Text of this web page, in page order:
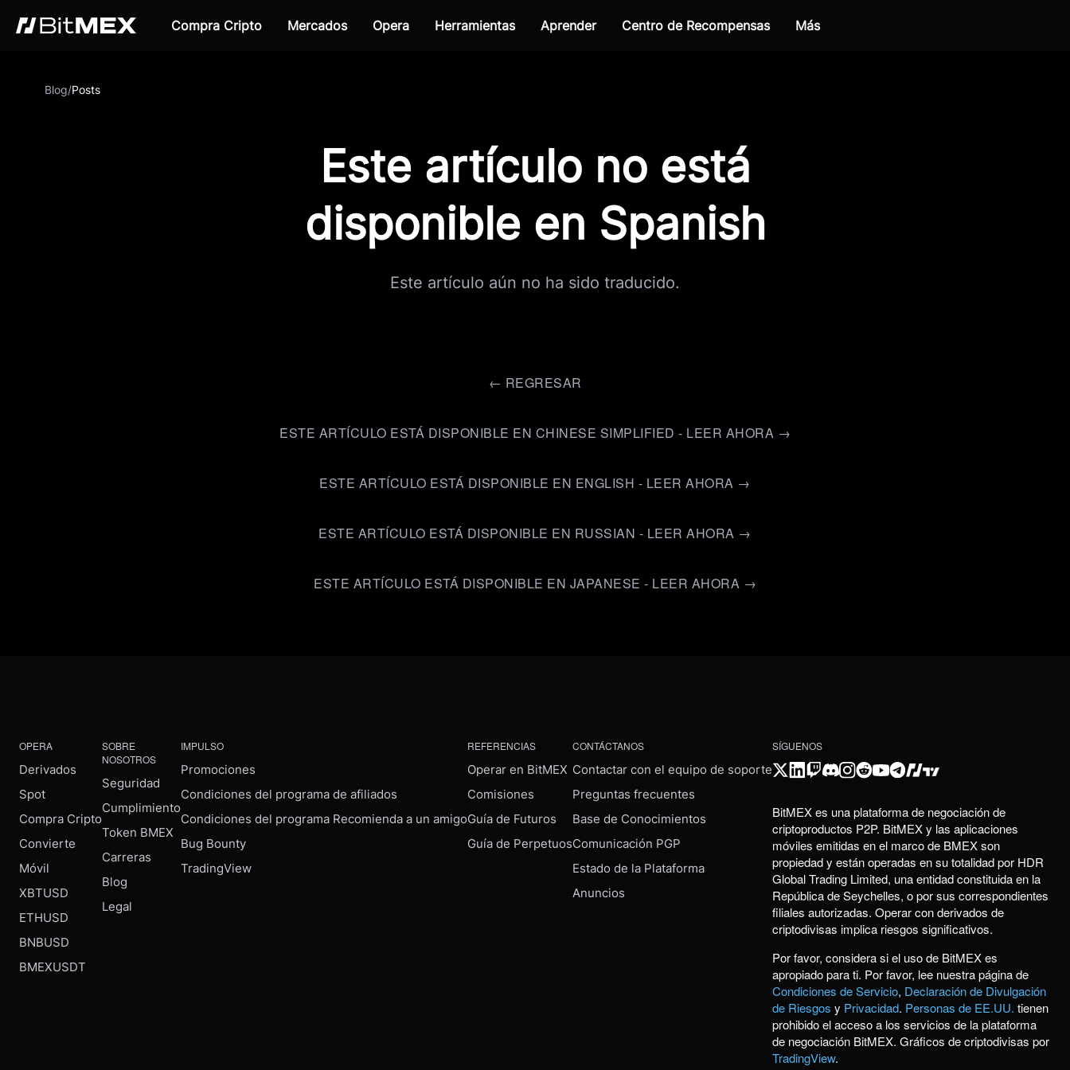
Compra Cripto Mercados Opera Herramientas Aprender Centro de Recompensas Más
Blog/Posts
Este artículo no está
disponible en Spanish
Este artículo aún no ha sido traducido.
← REGRESAR
ESTE ARTÍCULO ESTÁ DISPONIBLE EN CHINESE SIMPLIFIED - LEER AHORA →
ESTE ARTÍCULO ESTÁ DISPONIBLE EN ENGLISH - LEER AHORA →
ESTE ARTÍCULO ESTÁ DISPONIBLE EN RUSSIAN - LEER AHORA →
ESTE ARTÍCULO ESTÁ DISPONIBLE EN JAPANESE - LEER AHORA →
OPERA
Derivados
Spot
Compra Cripto
Convierte
Móvil
XBTUSD
ETHUSD
BNBUSD
BMEXUSDT
SOBRE
NOSOTROS
Seguridad
Cumplimiento
Token BMEX
Carreras
Blog
Legal
IMPULSO
Promociones
Condiciones del programa de afiliados
Condiciones del programa Recomienda a un amigo
Bug Bounty
TradingView
REFERENCIAS
Operar en BitMEX
Comisiones
Guía de Futuros
Guía de Perpetuos
CONTÁCTANOS
Contactar con el equipo de soporte
Preguntas frecuentes
Base de Conocimientos
Comunicación PGP
Estado de la Plataforma
Anuncios
SÍGUENOS
BitMEX es una plataforma de negociación de
criptoproductos P2P. BitMEX y las aplicaciones
móviles emitidas en el marco de BMEX son
propiedad y están operadas en su totalidad por HDR
Global Trading Limited, una entidad constituida en la
República de Seychelles, o por sus correspondientes
filiales autorizadas. Operar con derivados de
criptodivisas implica riesgos significativos.
Por favor, considera si el uso de BitMEX es
apropiado para ti. Por favor, lee nuestra página de
Condiciones de Servicio, Declaración de Divulgación
de Riesgos y Privacidad. Personas de EE.UU. tienen
prohibido el acceso a los servicios de la plataforma
de negociación BitMEX. Gráficos de criptodivisas por
TradingView.